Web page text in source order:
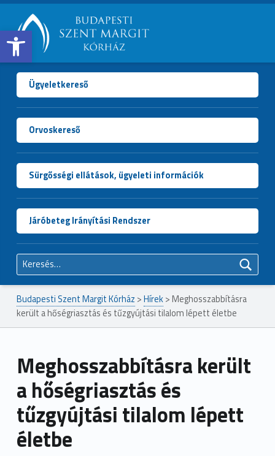
Open toolbar
BUDAPESTI
SZENT
MARGIT
KÓRHÁZ
Ügyeletkereső
Orvoskereső
Sürgősségi ellátások, ügyeleti információk
Járóbeteg Irányítási Rendszer
Keresés:
Budapesti Szent Margit Kórház >Hírek> Meghosszabbításra
került a hőségriasztás és tűzgyújtási tilalom lépett életbe
Meghosszabbításra került
a hőségriasztás és
tűzgyújtási tilalom lépett
életbe